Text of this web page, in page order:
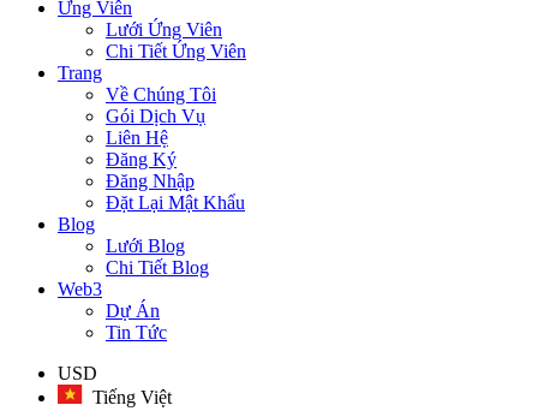
Ứng Viên
Lưới Ứng Viên
Chi Tiết Ứng Viên
Trang
Về Chúng Tôi
Gói Dịch Vụ
Liên Hệ
Đăng Ký
Đăng Nhập
Đặt Lại Mật Khẩu
Blog
Lưới Blog
Chi Tiết Blog
Web3
Dự Án
Tin Tức
USD
Tiếng Việt